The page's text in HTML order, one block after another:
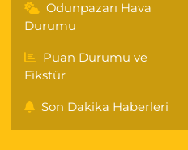
Odunpazarı Hava
Durumu
Puan Durumu ve
Fikstür
Son Dakika Haberleri